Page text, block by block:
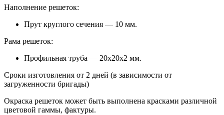
Наполнение решеток:
Прут круглого сечения — 10 мм.
Рама решеток:
Профильная труба — 20х20х2 мм.
Сроки изготовления от 2 дней (в зависимости от
загруженности бригады)
Окраска решеток может быть выполнена красками различной
цветовой гаммы, фактуры.